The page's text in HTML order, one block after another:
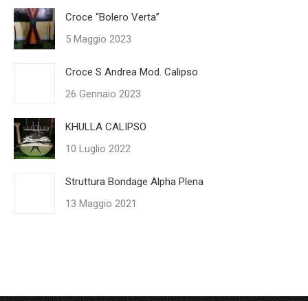
Croce “Bolero Verta”
5 Maggio 2023
Croce S Andrea Mod. Calipso
26 Gennaio 2023
KHULLA CALIPSO
10 Luglio 2022
Struttura Bondage Alpha Plena
13 Maggio 2021